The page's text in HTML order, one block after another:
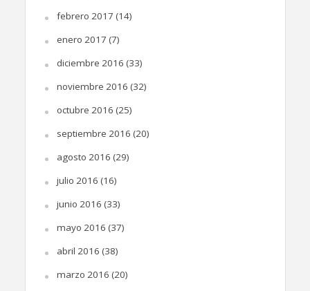
febrero 2017 (14)
enero 2017 (7)
diciembre 2016 (33)
noviembre 2016 (32)
octubre 2016 (25)
septiembre 2016 (20)
agosto 2016 (29)
julio 2016 (16)
junio 2016 (33)
mayo 2016 (37)
abril 2016 (38)
marzo 2016 (20)